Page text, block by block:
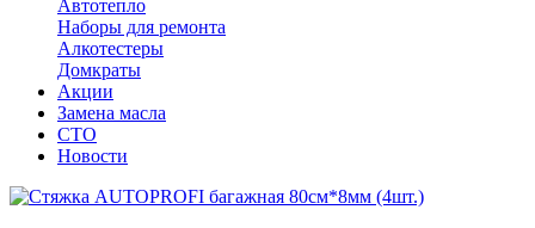
Автотепло
Наборы для ремонта
Алкотестеры
Домкраты
Акции
Замена масла
СТО
Новости